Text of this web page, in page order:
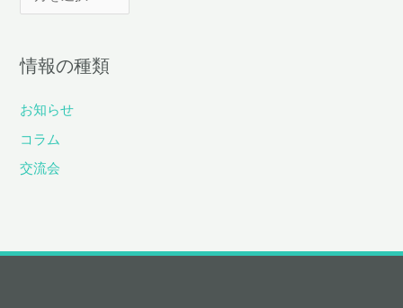
去
事
情報の種類
お知らせ
コラム
交流会